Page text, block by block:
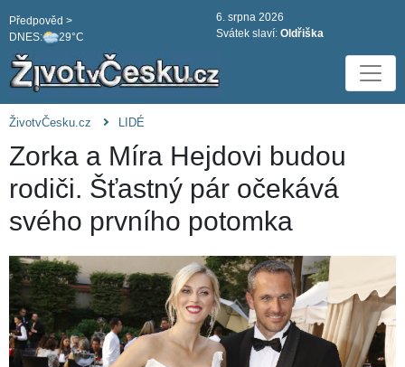
DNES: 29°C
Předpověd >
6. srpna 2026
Svátek slaví: Oldřiška
ŽivotvČesku.cz LIDÉ
Zorka a Míra Hejdovi budou
rodiči. Šťastný pár očekává
svého prvního potomka